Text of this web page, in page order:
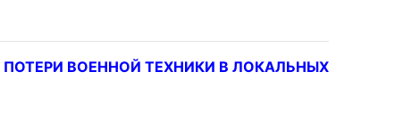
ПОТЕРИ ВОЕННОЙ ТЕХНИКИ В ЛОКАЛЬНЫХ